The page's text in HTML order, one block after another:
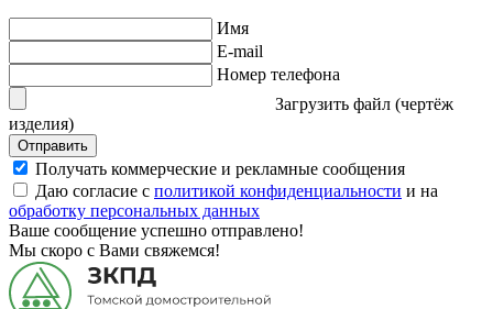
Имя
E-mail
Номер телефона
Загрузить файл (чертёж
изделия)
Отправить
Получать коммерческие и рекламные сообщения
Даю согласие с политикой конфиденциальности и на
обработку персональных данных
Ваше сообщение успешно отправлено!
Мы скоро с Вами свяжемся!